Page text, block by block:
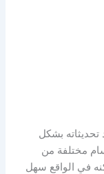
بشكل
مختلفة من
في الواقع سهل